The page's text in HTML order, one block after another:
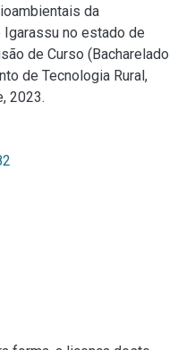
da
no estado de
de Curso (Bacharelado
de Tecnologia Rural,
2023.